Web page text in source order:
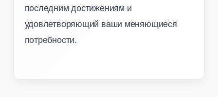
последним достижениям и
удовлетворяющий ваши меняющиеся
потребности.